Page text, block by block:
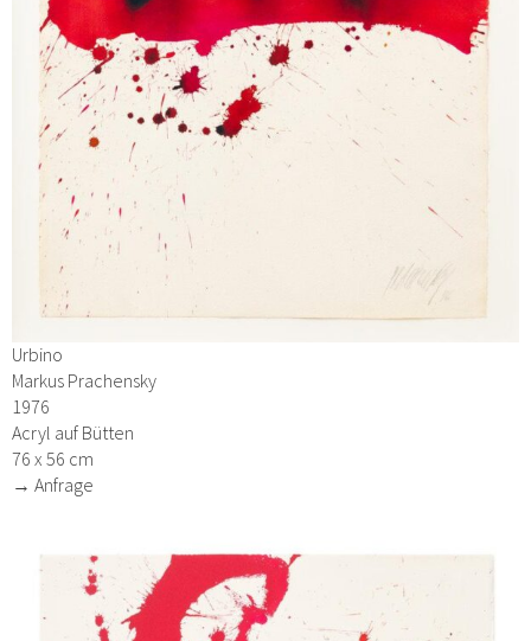
Urbino
Markus Prachensky
1976
Acryl auf Bütten
76 x 56 cm
→ Anfrage